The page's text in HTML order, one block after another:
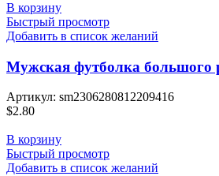
В корзину
Быстрый просмотр
Добавить в список желаний
Мужская футболка большого
Артикул: sm2306280812209416
$2.80
В корзину
Быстрый просмотр
Добавить в список желаний